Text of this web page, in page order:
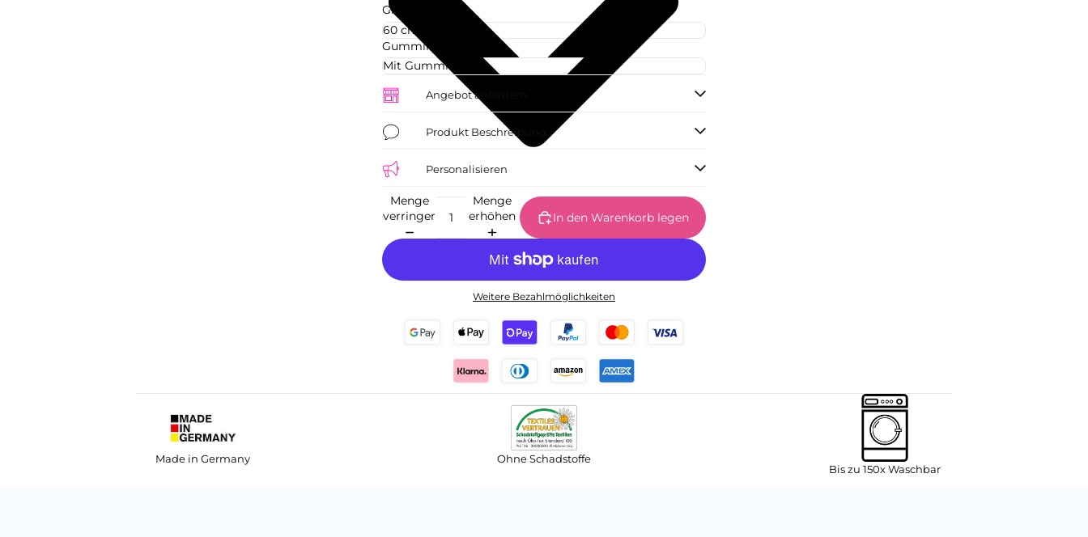
Größe
Gummirand
Angebot anfordern
Produkt Beschreibung
Personalisieren
Menge
verringern
Menge
erhöhen
In den Warenkorb legen
Weitere Bezahlmöglichkeiten
Made in Germany
Ohne Schadstoffe
Bis zu 150x Waschbar